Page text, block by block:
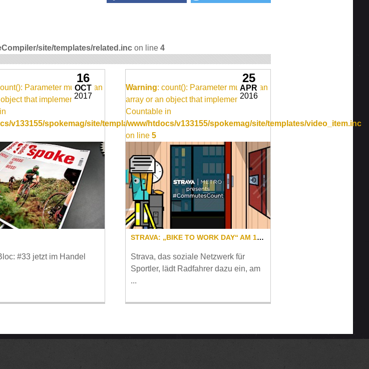
site/templates/related.incon line 4
Parameter must be an
that implements
v133155/spokemag/site/templates/video_item.inc
#33 jetzt im Handel
16
OCT
2017
Warning: count(): Parameter must be an
array or an object that implements
Countable in
/www/htdocs/v133155/spokemag/site/templates/video_item.inc
on line5
STRAVA: „BIKE TO WORK DAY“ AM 10. MAI!
Strava, das soziale Netzwerk für
Sportler, lädt Radfahrer dazu ein, am
...
25
APR
2016